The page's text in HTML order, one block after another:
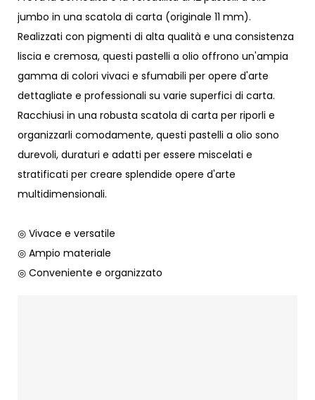
jumbo in una scatola di carta (originale 11 mm).
Realizzati con pigmenti di alta qualità e una consistenza
liscia e cremosa, questi pastelli a olio offrono un'ampia
gamma di colori vivaci e sfumabili per opere d'arte
dettagliate e professionali su varie superfici di carta.
Racchiusi in una robusta scatola di carta per riporli e
organizzarli comodamente, questi pastelli a olio sono
durevoli, duraturi e adatti per essere miscelati e
stratificati per creare splendide opere d'arte
multidimensionali.
◎ Vivace e versatile
◎ Ampio materiale
◎ Conveniente e organizzato